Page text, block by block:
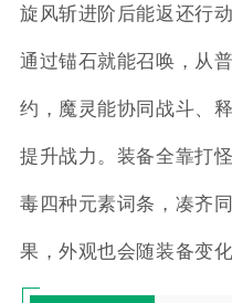
旋风斩进阶后能返还行
通过锚石就能召唤，从
约，魔灵能协同战斗、
提升战力。装备全靠打
毒四种元素词条，凑齐
果，外观也会随装备变